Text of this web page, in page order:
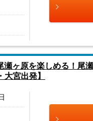
ヶ原を楽しめる！尾
宮出発】